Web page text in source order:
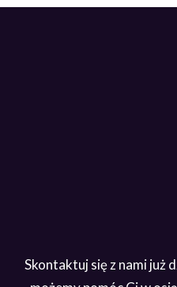
Skontaktuj się z nami już